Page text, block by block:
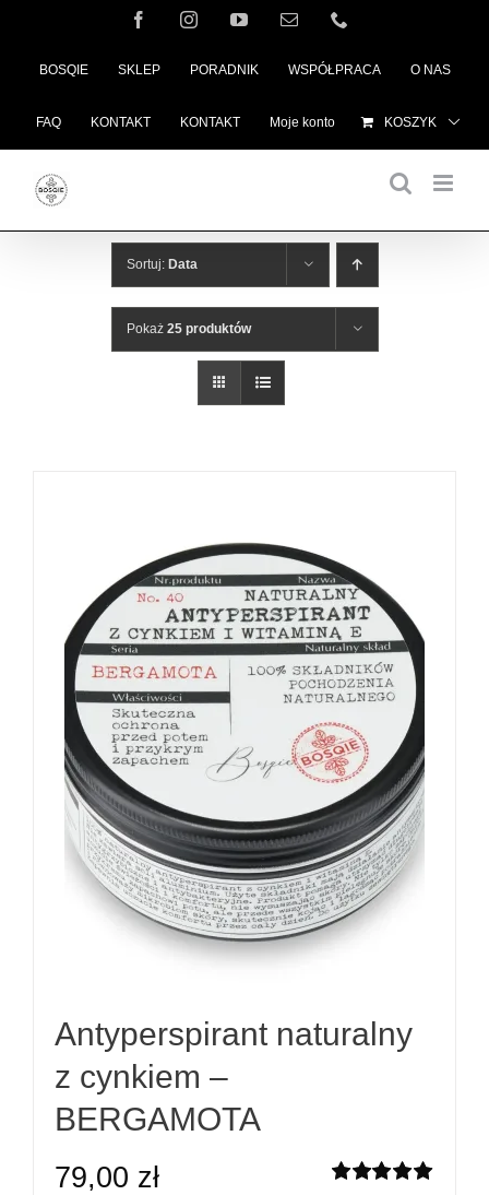
FacebookInstagramYouTubeEmail
BOSQIE SKLEP PORADNIK WSPÓŁPRACA O NAS
FAQ KONTAKT KONTAKT Moje konto KOSZYK
Sortuj: Data
Pokaż 25 produktów
Antyperspirant naturalny
z cynkiem –
BERGAMOTA
79,00 zł